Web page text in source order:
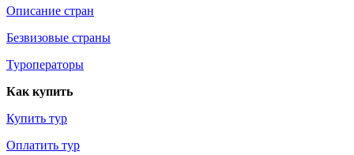
Описание стран
Безвизовые страны
Туроператоры
Как купить
Купить тур
Оплатить тур